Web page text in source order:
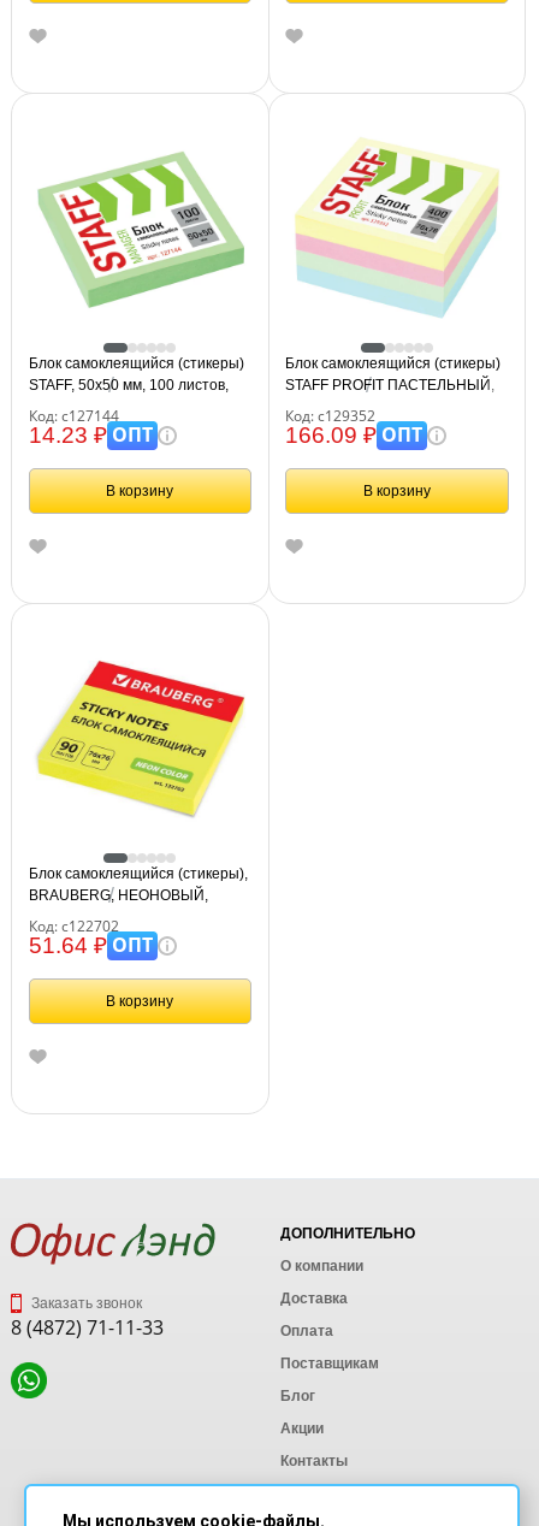
Блок самоклеящийся (стикеры)
STAFF, 50х50 мм, 100 листов,
Код: с127144
14.23 ₽ОПТ
В корзину
Блок самоклеящийся (стикеры)
STAFF PROFIT ПАСТЕЛЬНЫЙ,
129352
Код: с129352
166.09 ₽ОПТ
В корзину
Блок самоклеящийся (стикеры),
BRAUBERG, НЕОНОВЫЙ,
122702
Код: с122702
51.64 ₽ОПТ
В корзину
Заказать звонок
8 (4872) 71-11-33
ДОПОЛНИТЕЛЬНО
О компании
Доставка
Оплата
Поставщикам
Блог
Акции
Контакты
Мы используем cookie-файлы.